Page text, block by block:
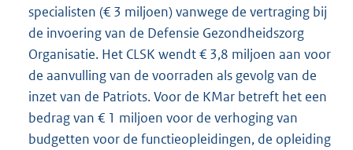
specialisten (€ 3 miljoen) vanwege de vertraging bij
de invoering van de Defensie Gezondheidszorg
Organisatie. Het CLSK wendt € 3,8 miljoen aan voor
de aanvulling van de voorraden als gevolg van de
inzet van de Patriots. Voor de KMar betreft het een
bedrag van € 1 miljoen voor de verhoging van
budgetten voor de functieopleidingen, de opleiding